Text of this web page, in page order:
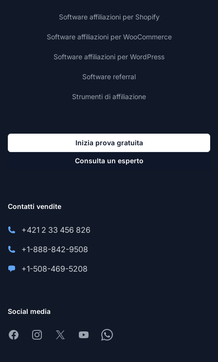
Software affiliazioni per Shopify
Software affiliazioni per WooCommerce
Software affiliazioni per WordPress
Software referral
Strumenti di affiliazione
Inizia prova gratuita
Consulta un esperto
Contatti vendite
+421 2 33 456 826
+1-888-842-9508
+1-508-469-5208
Social media
FacebookInstagram
X YoutubeWhatsapp